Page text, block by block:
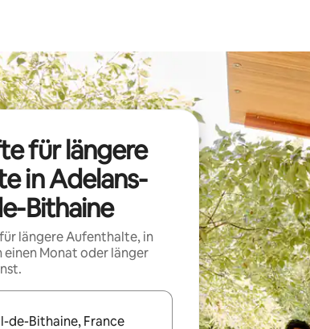
für längere
in Adelans-
Bithaine
längere Aufenthalte, in
einen Monat oder länger
sind, navigiere mit den Pfeiltasten nach oben und